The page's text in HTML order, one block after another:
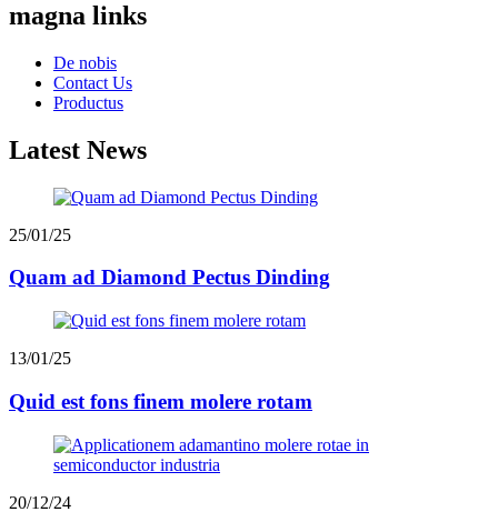
magna links
De nobis
Contact Us
Productus
Latest News
25/01/25
Quam ad Diamond Pectus Dinding
13/01/25
Quid est fons finem molere rotam
20/12/24